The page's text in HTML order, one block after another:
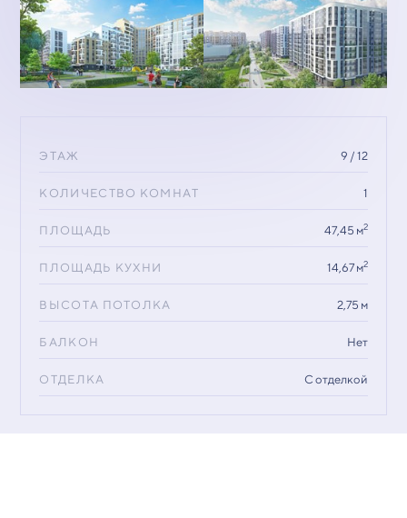
ЭТАЖ 9 / 12
КОЛИЧЕСТВО КОМНАТ 1
ПЛОЩАДЬ 47,45 м2
ПЛОЩАДЬ КУХНИ 14,67 м2
ВЫСОТА ПОТОЛКА 2,75 м
БАЛКОН Нет
ОТДЕЛКА С отделкой